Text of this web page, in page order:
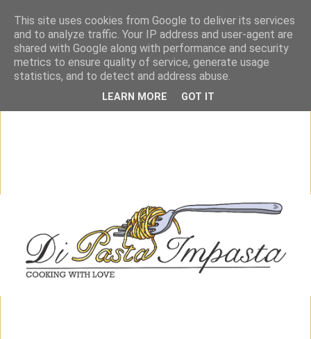
This site uses cookies from Google to deliver its services
and to analyze traffic. Your IP address and user-agent are
shared with Google along with performance and security
metrics to ensure quality of service, generate usage
statistics, and to detect and address abuse.
LEARN MORE GOT IT